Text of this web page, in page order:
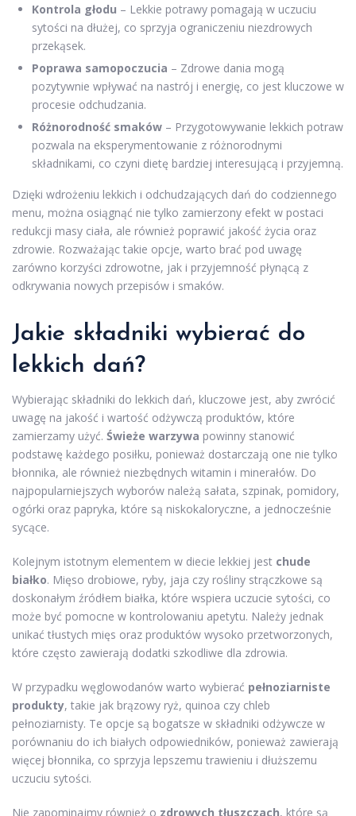
Kontrola głodu – Lekkie potrawy pomagają w uczuciu
sytości na dłużej, co sprzyja ograniczeniu niezdrowych
przekąsek.
Poprawa samopoczucia – Zdrowe dania mogą
pozytywnie wpływać na nastrój i energię, co jest kluczowe w
procesie odchudzania.
Różnorodność smaków – Przygotowywanie lekkich potraw
pozwala na eksperymentowanie z różnorodnymi
składnikami, co czyni dietę bardziej interesującą i przyjemną.
Dzięki wdrożeniu lekkich i odchudzających dań do codziennego
menu, można osiągnąć nie tylko zamierzony efekt w postaci
redukcji masy ciała, ale również poprawić jakość życia oraz
zdrowie. Rozważając takie opcje, warto brać pod uwagę
zarówno korzyści zdrowotne, jak i przyjemność płynącą z
odkrywania nowych przepisów i smaków.
Jakie składniki wybierać do
lekkich dań?
Wybierając składniki do lekkich dań, kluczowe jest, aby zwrócić
uwagę na jakość i wartość odżywczą produktów, które
zamierzamy użyć. Świeże warzywa powinny stanowić
podstawę każdego posiłku, ponieważ dostarczają one nie tylko
błonnika, ale również niezbędnych witamin i minerałów. Do
najpopularniejszych wyborów należą sałata, szpinak, pomidory,
ogórki oraz papryka, które są niskokaloryczne, a jednocześnie
sycące.
Kolejnym istotnym elementem w diecie lekkiej jest chude
białko. Mięso drobiowe, ryby, jaja czy rośliny strączkowe są
doskonałym źródłem białka, które wspiera uczucie sytości, co
może być pomocne w kontrolowaniu apetytu. Należy jednak
unikać tłustych mięs oraz produktów wysoko przetworzonych,
które często zawierają dodatki szkodliwe dla zdrowia.
W przypadku węglowodanów warto wybierać pełnoziarniste
produkty, takie jak brązowy ryż, quinoa czy chleb
pełnoziarnisty. Te opcje są bogatsze w składniki odżywcze w
porównaniu do ich białych odpowiedników, ponieważ zawierają
więcej błonnika, co sprzyja lepszemu trawieniu i dłuższemu
uczuciu sytości.
Nie zapominajmy również o zdrowych tłuszczach, które są